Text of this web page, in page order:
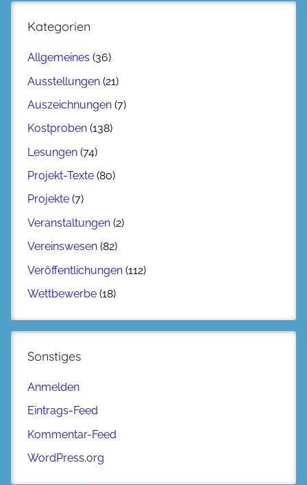
Kategorien
Allgemeines (36)
Ausstellungen (21)
Auszeichnungen (7)
Kostproben (138)
Lesungen (74)
Projekt-Texte (80)
Projekte (7)
Veranstaltungen (2)
Vereinswesen (82)
Veröffentlichungen (112)
Wettbewerbe (18)
Sonstiges
Anmelden
Eintrags-Feed
Kommentar-Feed
WordPress.org